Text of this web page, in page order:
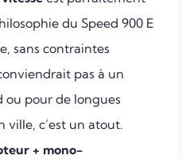
du Speed 900 E
sans contraintes
pas à un
ou pour de longues
ville, c’est un atout.
+ mono-